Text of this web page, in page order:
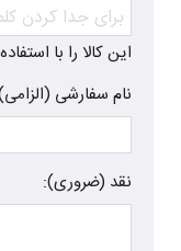
این کالا را با
نام سفارشی
نقد (ضروری):